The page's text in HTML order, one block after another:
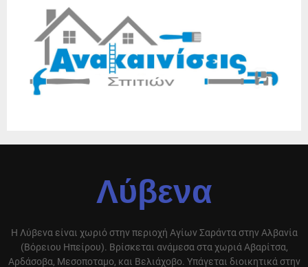
Λύβενα
Η Λύβενα είναι χωριό στην περιοχή Αγίων Σαράντα στην Αλβανία
(Βόρειου Ηπείρου). Βρίσκεται ανάμεσα στα χωριά Αβαρίτσα,
Αρδάσοβα, Μεσοποταμο, και Βελιάχοβο. Υπάγεται διοικητικά στην